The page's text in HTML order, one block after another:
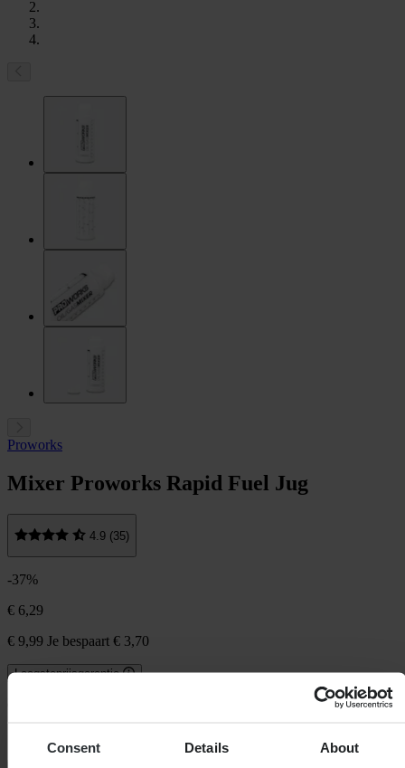
Consent Details About
Proworks
Mixer Proworks Rapid Fuel Jug
4.9 (35)
-37%
€ 6,29
€ 9,99 Je bespaart € 3,70
Laagsteprijsgarantie